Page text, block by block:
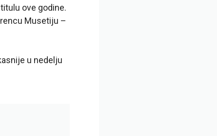
ove godine.
Musetiju –
u nedelju